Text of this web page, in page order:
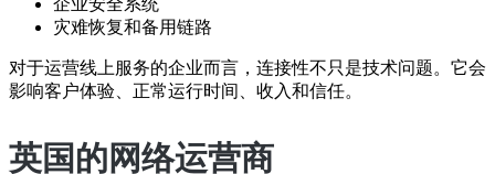
企业安全系统
灾难恢复和备用链路
对于运营线上服务的企业而言，连接性不只是技术问题。它会
影响客户体验、正常运行时间、收入和信任。
英国的网络运营商